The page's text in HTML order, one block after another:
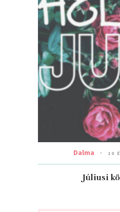
Dalma 10
Júliusi